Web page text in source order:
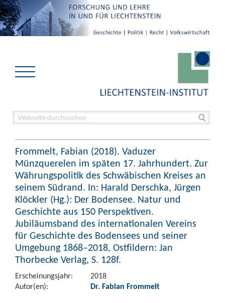
Frommelt, Fabian (2018). Vaduzer
Münzquerelen im späten 17. Jahrhundert. Zur
Währungspolitik des Schwäbischen Kreises an
seinem Südrand. In: Harald Derschka, Jürgen
Klöckler (Hg.): Der Bodensee. Natur und
Geschichte aus 150 Perspektiven.
Jubiläumsband des internationalen Vereins
für Geschichte des Bodensees und seiner
Umgebung 1868–2018, Ostfildern: Jan
Thorbecke Verlag, S. 128f.
Erscheinungsjahr:
2018
Autor(en):
Dr. Fabian Frommelt